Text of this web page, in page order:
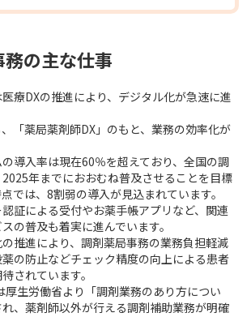
の主な仕事
療DXの推進により、デジタル化が急速に進
「薬局薬剤師DX」のもと、業務の効率化が
導入率は現在60％を超えており、全国の調
年までにおおむね普及させることを目標
では、8割弱の導入が見込まれています。
証による受付やお薬手帳アプリなど、関連
の普及も着実に進んでいます。
推進により、調剤薬局事務の業務負担軽減
の防止などチェック精度の向上による患者
されています。
厚生労働省より「調剤業務のあり方につい
、薬剤師以外が行える調剤補助業務が明確